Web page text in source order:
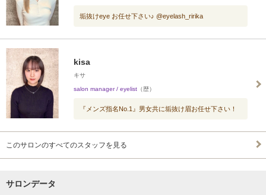
垢抜けeye お任せ下さい♪ @eyelash_ririka
kisa
キサ
salon manager / eyelist （歴）
『メンズ指名No.1』男女共に垢抜け眉お任せ下さい！
このサロンのすべてのスタッフを見る
サロンデータ